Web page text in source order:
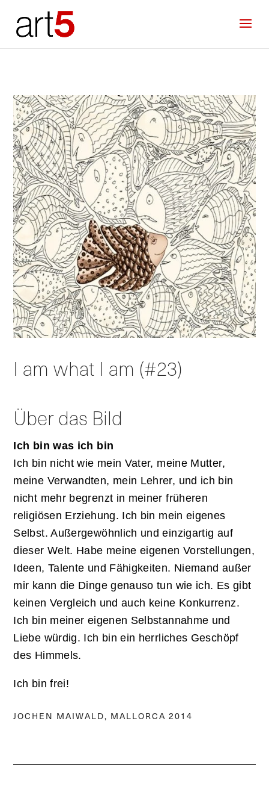
I am what I am (#23)
Über das Bild
Ich bin was ich bin
Ich bin nicht wie mein Vater, meine Mutter,
meine Verwandten, mein Lehrer, und ich bin
nicht mehr begrenzt in meiner früheren
religiösen Erziehung. Ich bin mein eigenes
Selbst. Außergewöhnlich und einzigartig auf
dieser Welt. Habe meine eigenen Vorstellungen,
Ideen, Talente und Fähigkeiten. Niemand außer
mir kann die Dinge genauso tun wie ich. Es gibt
keinen Vergleich und auch keine Konkurrenz.
Ich bin meiner eigenen Selbstannahme und
Liebe würdig. Ich bin ein herrliches Geschöpf
des Himmels.
Ich bin frei!
JOCHEN MAIWALD, MALLORCA 2014